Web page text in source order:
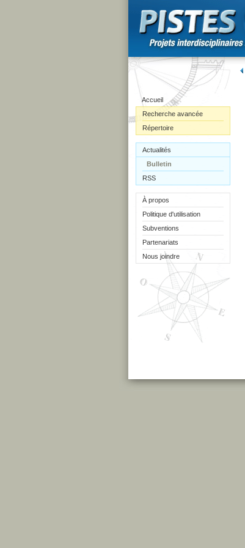
Accueil
Recherche avancée
Répertoire
Actualités
Bulletin
RSS
À propos
Politique d'utilisation
Subventions
Partenariats
Nous joindre